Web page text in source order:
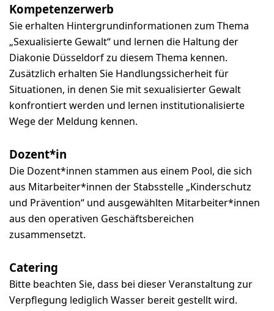
Kompetenzerwerb
Sie erhalten Hintergrundinformationen zum Thema
„Sexualisierte Gewalt“ und lernen die Haltung der
Diakonie Düsseldorf zu diesem Thema kennen.
Zusätzlich erhalten Sie Handlungssicherheit für
Situationen, in denen Sie mit sexualisierter Gewalt
konfrontiert werden und lernen institutionalisierte
Wege der Meldung kennen.
Dozent*in
Die Dozent*innen stammen aus einem Pool, die sich
aus Mitarbeiter*innen der Stabsstelle „Kinderschutz
und Prävention“ und ausgewählten Mitarbeiter*innen
aus den operativen Geschäftsbereichen
zusammensetzt.
Catering
Bitte beachten Sie, dass bei dieser Veranstaltung zur
Verpflegung lediglich Wasser bereit gestellt wird.